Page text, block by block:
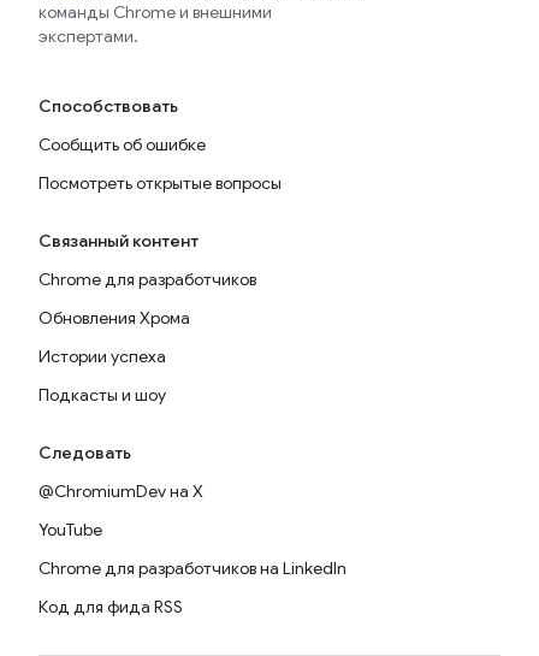
команды Chrome и внешними
экспертами.
Способствовать
Сообщить об ошибке
Посмотреть открытые вопросы
Связанный контент
Chrome для разработчиков
Обновления Хрома
Истории успеха
Подкасты и шоу
Следовать
@ChromiumDev на X
YouTube
Chrome для разработчиков на LinkedIn
Код для фида RSS